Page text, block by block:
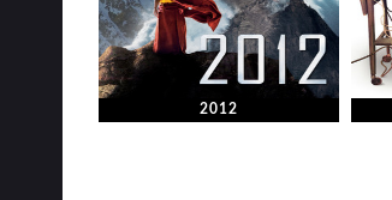
2012